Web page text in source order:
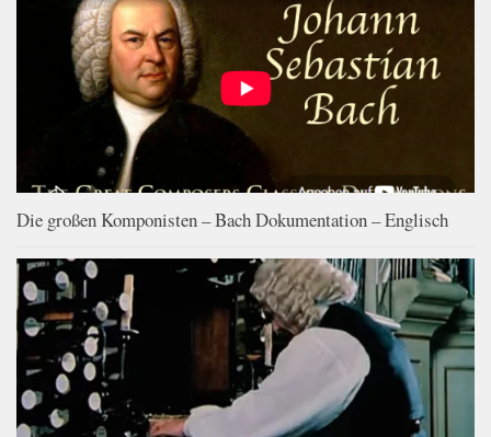
Die großen Komponisten – Bach Dokumentation – Englisch